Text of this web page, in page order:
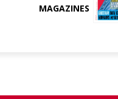
MAGAZINES